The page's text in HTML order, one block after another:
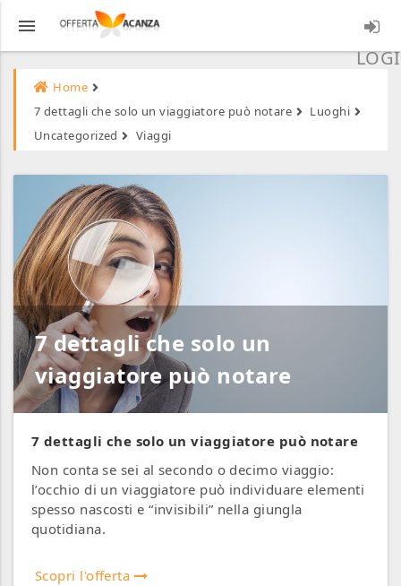
menu
Home
7 dettagli che solo un viaggiatore può notare
Luoghi
Uncategorized
Viaggi
7 dettagli che solo un
viaggiatore può notare
7 dettagli che solo un viaggiatore può notare
Non conta se sei al secondo o decimo viaggio:
l’occhio di un viaggiatore può individuare elementi
spesso nascosti e “invisibili” nella giungla
quotidiana.
Scopri l'offerta